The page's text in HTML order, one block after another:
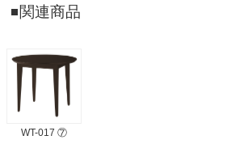
関連商品
WT-017 ⑦